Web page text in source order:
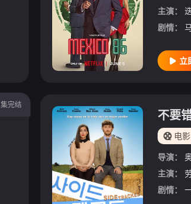
马努·里奥斯 / 罗拉·罗德里格兹 / Nagore /
主演：
剧情：
立
完结
/ Mackinnon
伯纳德·克理宾斯 / Jacqueline King
不要
电影
导演：
主演：
剧情：